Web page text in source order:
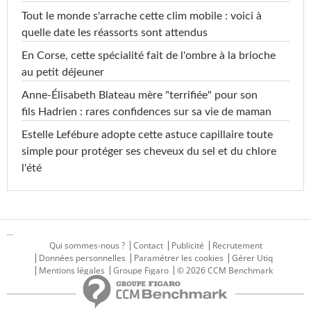
Tout le monde s'arrache cette clim mobile : voici à
quelle date les réassorts sont attendus
En Corse, cette spécialité fait de l'ombre à la brioche
au petit déjeuner
Anne-Élisabeth Blateau mère "terrifiée" pour son
fils Hadrien : rares confidences sur sa vie de maman
Estelle Lefébure adopte cette astuce capillaire toute
simple pour protéger ses cheveux du sel et du chlore
l'été
...
Qui sommes-nous ?
Contact Publicité
Recrutement
Données personnelles
Paramétrer les cookies
Gérer Utiq
Mentions légales
Groupe Figaro © 2026 CCM Benchmark